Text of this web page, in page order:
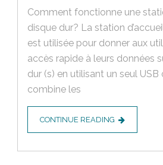
Comment fonctionne une
disque dur? La station
est utilisée pour donner aux
accès rapide à leurs données
dur (s) en utilisant un seul USB
combine les
CONTINUE READING